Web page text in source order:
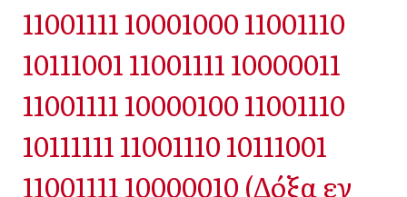
11001111 10001000 11001110
10111001 11001111 10000011
11001111 10000100 11001110
10111111 11001110 10111001
11001111 10000010 (Δόξα εν